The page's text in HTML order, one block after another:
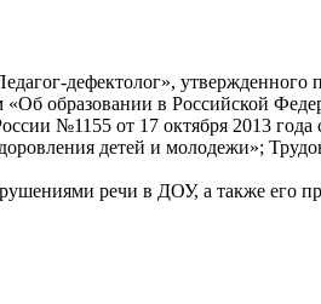
дефектолог», утвержденного
образовании в Российской
№1155 от 17 октября 2013 года
детей и молодежи»;
речи в ДОУ, а также его